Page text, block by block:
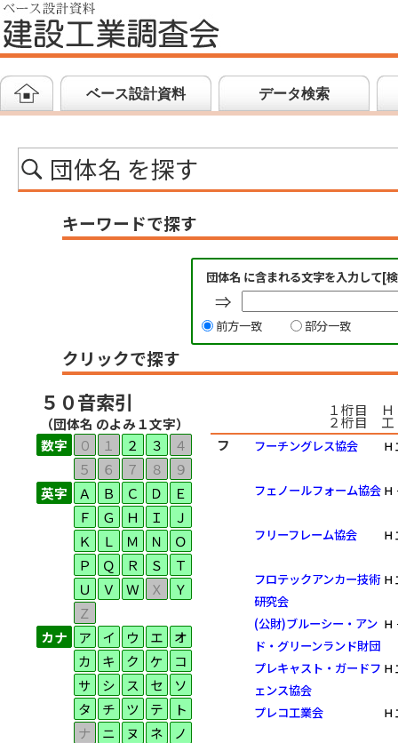
ベース設計資料 データ検索
団体名 を探す
キーワードで探す
団体名 に含まれる文字を入力して[
⇒
前方一致 部分一致
クリックで探す
５０音索引
（団体名 のよみ１文字）
数字
０ １ ２ ３
４
５
６ ７ ８
９
英字
Ａ Ｂ Ｃ Ｄ
Ｅ
Ｆ
Ｇ Ｈ Ｉ
Ｊ
Ｋ
Ｌ Ｍ Ｎ
Ｏ
Ｐ
Ｑ Ｒ Ｓ
Ｔ
Ｕ
Ｖ Ｗ Ｘ
Ｙ
Ｚ
カナ
ア イ ウ エ
オ
カ
キ ク ケ
コ
サ
シ ス セ
ソ
タ
チ ツ テ
ト
ナ
ニ ヌ ネ
ノ
１桁目 Ｈ
２桁目 工
フ
フーチングレス協会 Ｈ
フェノールフォーム協会 Ｈ
フリーフレーム協会 Ｈ
フロテックアンカー技術
研究会
Ｈ
(公財)ブルーシー・アン
ド・グリーンランド財団
Ｈ
プレキャスト・ガードフ
ェンス協会
Ｈ
プレコ工業会 Ｈ